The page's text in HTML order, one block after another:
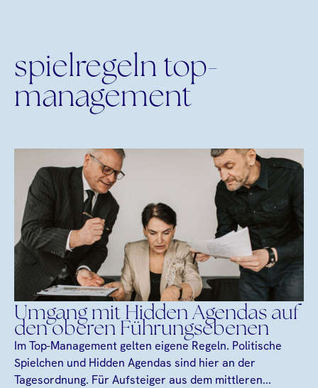
spielregeln top-
management
Umgang mit Hidden Agendas auf
den oberen Führungsebenen
Im Top-Management gelten eigene Regeln. Politische
Spielchen und Hidden Agendas sind hier an der
Tagesordnung. Für Aufsteiger aus dem mittleren...